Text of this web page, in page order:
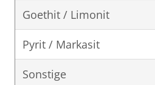
Goethit / Limonit
Pyrit / Markasit
Sonstige